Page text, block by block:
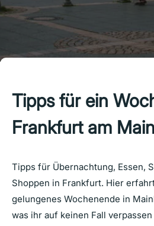
Tipps für ein
Frankfurt am Main
Tipps für Übernachtung, Essen,
Shoppen in Frankfurt. Hier
gelungenes Wochenende in
was ihr auf keinen Fall